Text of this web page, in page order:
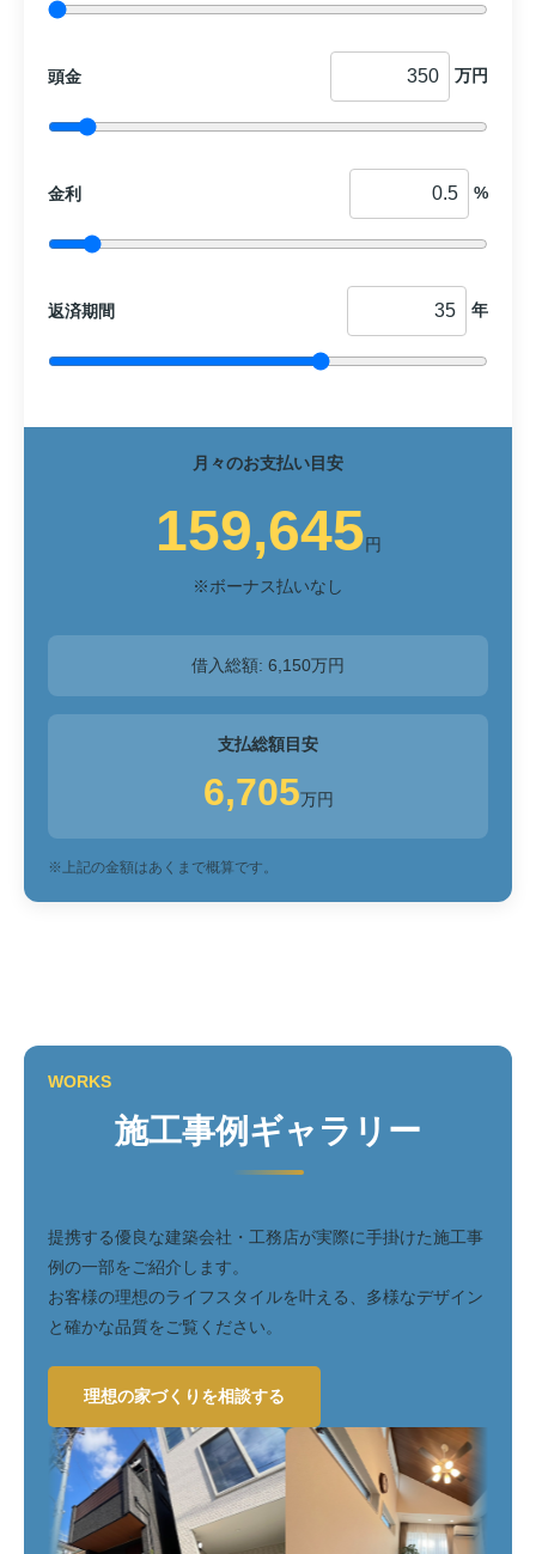
頭金 万円
金利 %
返済期間 年
月々のお支払い目安
159,645円
※ボーナス払いなし
借入総額: 6,150万円
支払総額目安
6,705万円
※上記の金額はあくまで概算です。
WORKS
施工事例ギャラリー
提携する優良な建築会社・工務店が実際に手掛けた施工事
例の一部をご紹介します。
お客様の理想のライフスタイルを叶える、多様なデザイン
と確かな品質をご覧ください。
理想の家づくりを相談する